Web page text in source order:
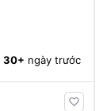
30+ ngày trước